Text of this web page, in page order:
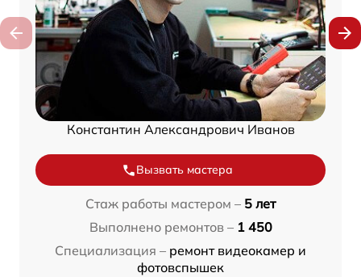
Константин Александрович Иванов
Вызвать мастера
Стаж работы мастером – 5 лет
Выполнено ремонтов – 1 450
Специализация – ремонт видеокамер и
фотовспышек